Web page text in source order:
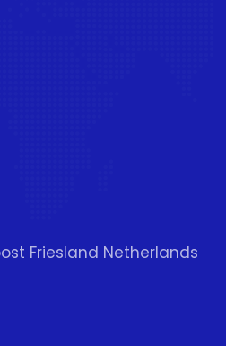
Friesland Netherlands